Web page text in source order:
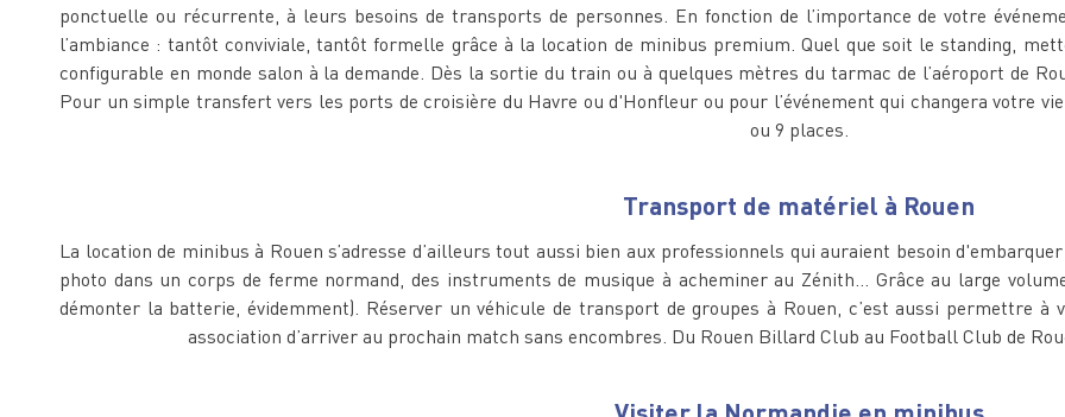
ponctuelle ou récurrente, à leurs besoins de transports de personnes. En fonction de l’importance de votre
l’ambiance : tantôt conviviale, tantôt formelle grâce à la location de minibus premium. Quel que soit le standing,
configurable en monde salon à la demande. Dès la sortie du train ou à quelques mètres du tarmac de l’aéroport de
Pour un simple transfert vers les ports de croisière du Havre ou d'Honfleur ou pour l’événement qui changera votre
ou 9 places.
Transport de matériel à Rouen
La location de minibus à Rouen s’adresse d’ailleurs tout aussi bien aux professionnels qui auraient besoin
photo dans un corps de ferme normand, des instruments de musique à acheminer au Zénith… Grâce au large
démonter la batterie, évidemment). Réserver un véhicule de transport de groupes à Rouen, c’est aussi permettre
association d’arriver au prochain match sans encombres. Du Rouen Billard Club au Football Club de